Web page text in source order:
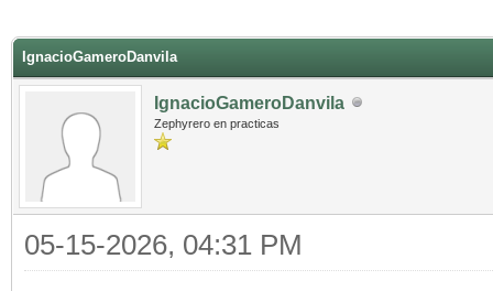
IgnacioGameroDanvila
IgnacioGameroDanvila
Zephyrero en practicas
05-15-2026, 04:31 PM